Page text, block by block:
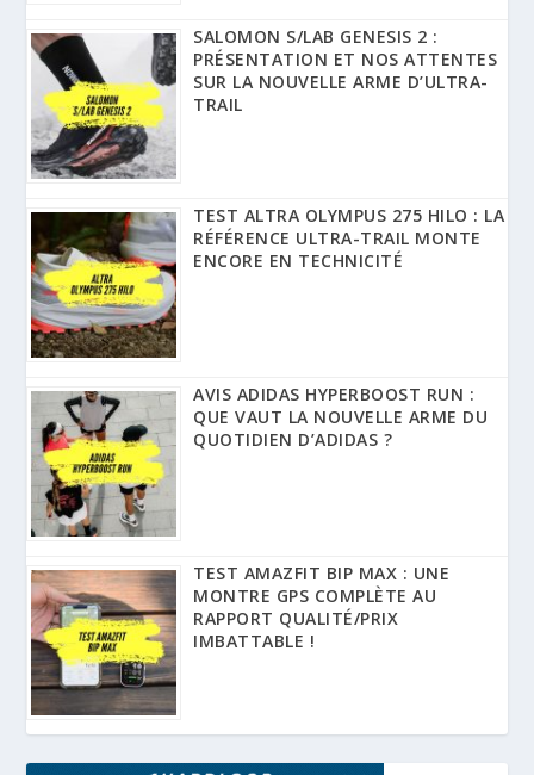
SALOMON S/LAB GENESIS 2 :
PRÉSENTATION ET NOS ATTENTES
SUR LA NOUVELLE ARME D’ULTRA-
TRAIL
TEST ALTRA OLYMPUS 275 HILO : LA
RÉFÉRENCE ULTRA-TRAIL MONTE
ENCORE EN TECHNICITÉ
AVIS ADIDAS HYPERBOOST RUN :
QUE VAUT LA NOUVELLE ARME DU
QUOTIDIEN D’ADIDAS ?
TEST AMAZFIT BIP MAX : UNE
MONTRE GPS COMPLÈTE AU
RAPPORT QUALITÉ/PRIX
IMBATTABLE !